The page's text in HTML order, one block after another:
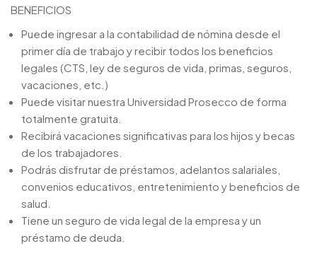
BENEFICIOS
Puede ingresar a la contabilidad de nómina desde el
primer día de trabajo y recibir todos los beneficios
legales (CTS, ley de seguros de vida, primas, seguros,
vacaciones, etc.)
Puede visitar nuestra Universidad Prosecco de forma
totalmente gratuita.
Recibirá vacaciones significativas para los hijos y becas
de los trabajadores.
Podrás disfrutar de préstamos, adelantos salariales,
convenios educativos, entretenimiento y beneficios de
salud.
Tiene un seguro de vida legal de la empresa y un
préstamo de deuda.